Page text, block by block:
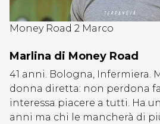
Money Road 2 Marco
Marlina di Money Road
41 anni. Bologna, Infermiera.
donna diretta: non perdona
interessa piacere a tutti. Ha
anni ma chi le mancherà di